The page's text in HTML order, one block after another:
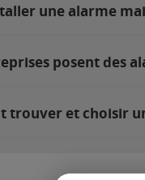
une alarme
posent des
trouver et choisir